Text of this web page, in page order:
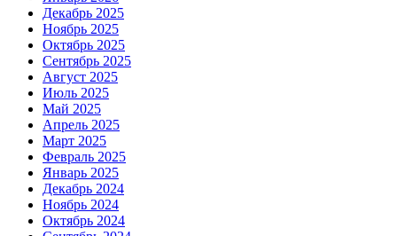
Декабрь 2025
Ноябрь 2025
Октябрь 2025
Сентябрь 2025
Август 2025
Июль 2025
Май 2025
Апрель 2025
Март 2025
Февраль 2025
Январь 2025
Декабрь 2024
Ноябрь 2024
Октябрь 2024